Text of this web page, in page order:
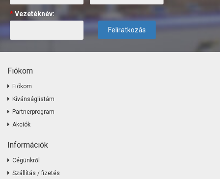
*Vezetéknév:
Feliratkozás
Fiókom
Fiókom
Kívánságlistám
Partnerprogram
Akciók
Információk
Cégünkről
Szállítás / fizetés